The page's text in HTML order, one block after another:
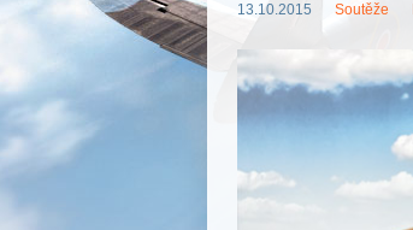
13.10.2015 Soutěže